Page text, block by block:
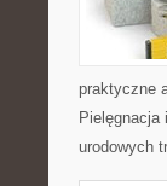
praktyczne
urodowych